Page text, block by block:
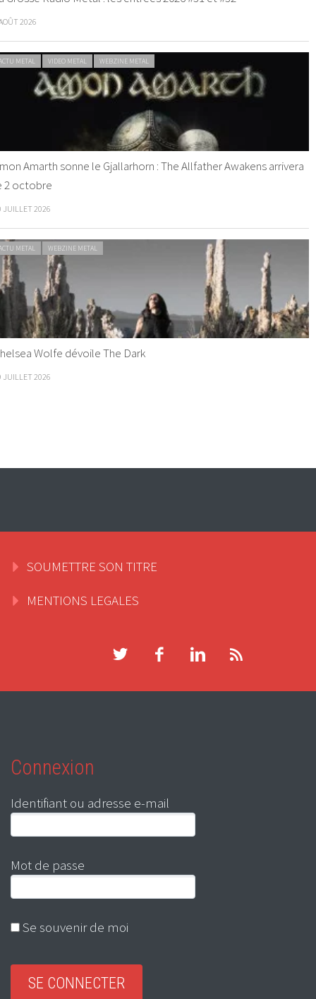
2026
METAL VIDEO METAL WEBZINE METAL
Amarth sonne le Gjallarhorn : The Allfather Awakens arrivera
2 octobre
JUILLET 2026
METAL WEBZINE METAL
Wolfe dévoile The Dark
JUILLET 2026
SOUMETTRE SON TITRE
MENTIONS LEGALES
Connexion
Identifiant ou adresse e-mail
Mot de passe
Se souvenir de moi